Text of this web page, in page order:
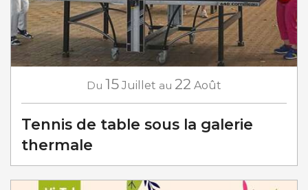
Du 15 Juillet au 22 Août
Tennis de table sous la galerie
thermale